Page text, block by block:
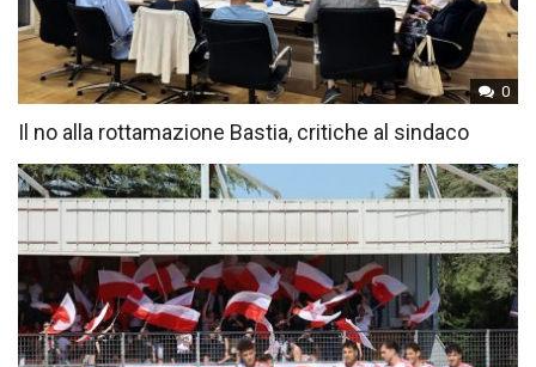
0
Il no alla rottamazione Bastia, critiche al sindaco